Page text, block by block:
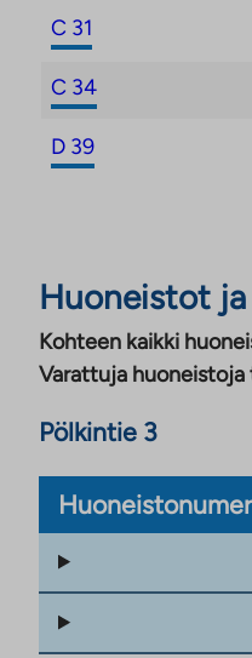
C 31
C 34
D 39
Huoneistot
Kohteen kaikki
Varattuja huoneistoja
Pölkintie 3